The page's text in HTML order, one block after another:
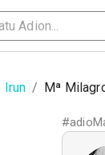
Irun / Mª
#